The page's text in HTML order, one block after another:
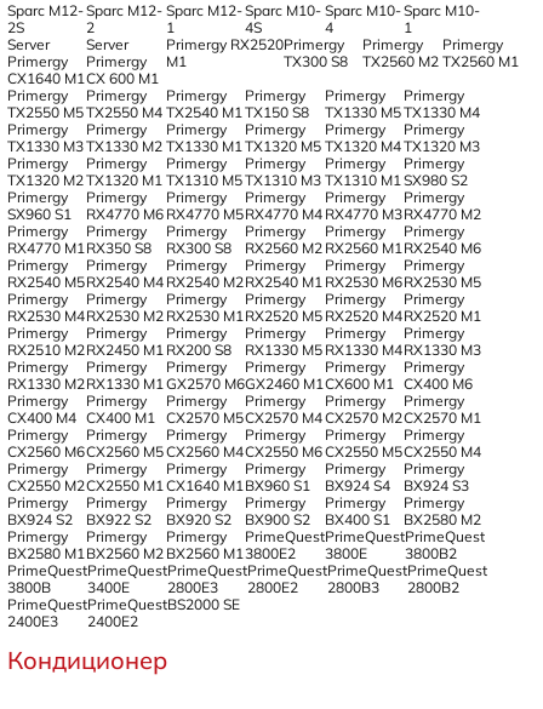
Sparc M12-
2S
Sparc M12-
2
Sparc M12-
1
Sparc M10-
4S
Sparc M10-
4
Sparc M10-
1
Server
Primergy
CX1640 M1
Server
Primergy
CX 600 M1
Primergy RX2520
M1
Primergy
TX300 S8
Primergy
TX2560 M2
Primergy
TX2560 M1
Primergy
TX2550 M5
Primergy
TX2550 M4
Primergy
TX2540 M1
Primergy
TX150 S8
Primergy
TX1330 M5
Primergy
TX1330 M4
Primergy
TX1330 M3
Primergy
TX1330 M2
Primergy
TX1330 M1
Primergy
TX1320 M5
Primergy
TX1320 M4
Primergy
TX1320 M3
Primergy
TX1320 M2
Primergy
TX1320 M1
Primergy
TX1310 M5
Primergy
TX1310 M3
Primergy
TX1310 M1
Primergy
SX980 S2
Primergy
SX960 S1
Primergy
RX4770 M6
Primergy
RX4770 M5
Primergy
RX4770 M4
Primergy
RX4770 M3
Primergy
RX4770 M2
Primergy
RX4770 M1
Primergy
RX350 S8
Primergy
RX300 S8
Primergy
RX2560 M2
Primergy
RX2560 M1
Primergy
RX2540 M6
Primergy
RX2540 M5
Primergy
RX2540 M4
Primergy
RX2540 M2
Primergy
RX2540 M1
Primergy
RX2530 M6
Primergy
RX2530 M5
Primergy
RX2530 M4
Primergy
RX2530 M2
Primergy
RX2530 M1
Primergy
RX2520 M5
Primergy
RX2520 M4
Primergy
RX2520 M1
Primergy
RX2510 M2
Primergy
RX2450 M1
Primergy
RX200 S8
Primergy
RX1330 M5
Primergy
RX1330 M4
Primergy
RX1330 M3
Primergy
RX1330 M2
Primergy
RX1330 M1
Primergy
GX2570 M6
Primergy
GX2460 M1
Primergy
CX600 M1
Primergy
CX400 M6
Primergy
CX400 M4
Primergy
CX400 M1
Primergy
CX2570 M5
Primergy
CX2570 M4
Primergy
CX2570 M2
Primergy
CX2570 M1
Primergy
CX2560 M6
Primergy
CX2560 M5
Primergy
CX2560 M4
Primergy
CX2550 M6
Primergy
CX2550 M5
Primergy
CX2550 M4
Primergy
CX2550 M2
Primergy
CX2550 M1
Primergy
CX1640 M1
Primergy
BX960 S1
Primergy
BX924 S4
Primergy
BX924 S3
Primergy
BX924 S2
Primergy
BX922 S2
Primergy
BX920 S2
Primergy
BX900 S2
Primergy
BX400 S1
Primergy
BX2580 M2
Primergy
BX2580 M1
Primergy
BX2560 M2
Primergy
BX2560 M1
PrimeQuest
3800E2
PrimeQuest
3800E
PrimeQuest
3800B2
PrimeQuest
3800B
PrimeQuest
3400E
PrimeQuest
2800E3
PrimeQuest
2800E2
PrimeQuest
2800B3
PrimeQuest
2800B2
PrimeQuest
2400E3
PrimeQuest
2400E2
BS2000 SE
Кондиционер